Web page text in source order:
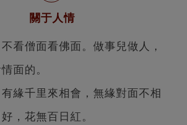
關于人情
不看僧面看佛面。做事兒做人，
面的。
有緣千里來相會，無緣對面不相
，花無百日紅。